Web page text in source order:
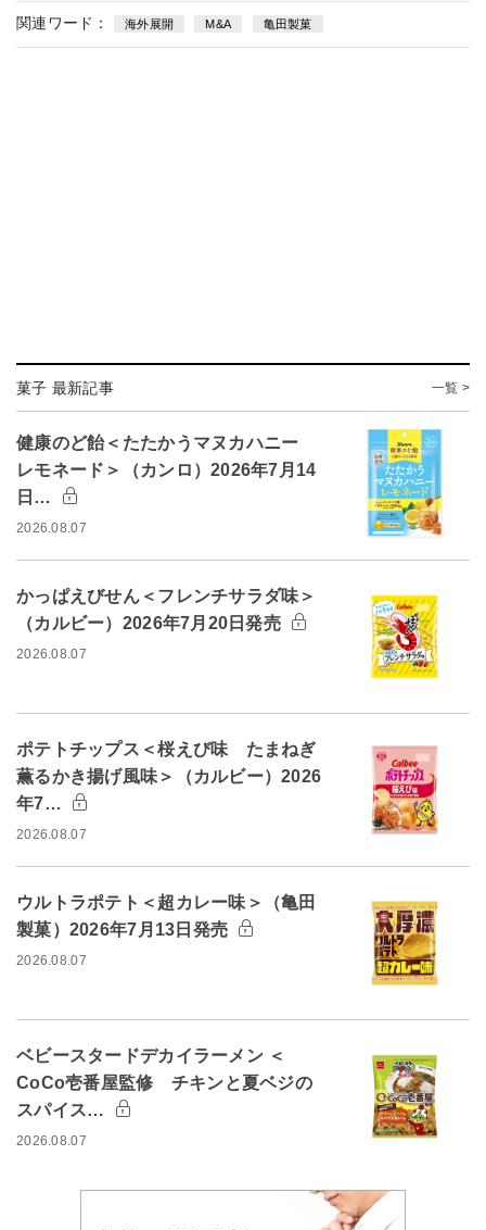
関連ワード： 海外展開 M&A 亀田製菓
菓子 最新記事 一覧 >
健康のど飴＜たたかうマヌカハニー
レモネード＞（カンロ）2026年7月14
日…
2026.08.07
かっぱえびせん＜フレンチサラダ味＞
（カルビー）2026年7月20日発売
2026.08.07
ポテトチップス＜桜えび味 たまねぎ
薫るかき揚げ風味＞（カルビー）2026
年7…
2026.08.07
ウルトラポテト＜超カレー味＞（亀田
製菓）2026年7月13日発売
2026.08.07
ベビースタードデカイラーメン ＜
CoCo壱番屋監修 チキンと夏ベジの
スパイス…
2026.08.07